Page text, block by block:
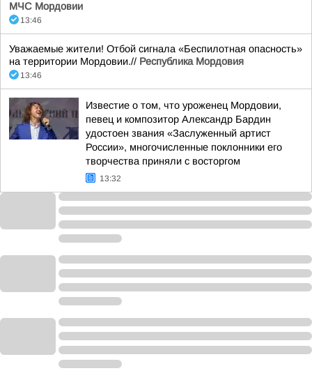
МЧС Мордовии
13:46
Уважаемые жители! Отбой сигнала «Беспилотная опасность»
на территории Мордовии.// Республика Мордовия
13:46
Известие о том, что уроженец Мордовии,
певец и композитор Александр Бардин
удостоен звания «Заслуженный артист
России», многочисленные поклонники его
творчества приняли с восторгом
13:32